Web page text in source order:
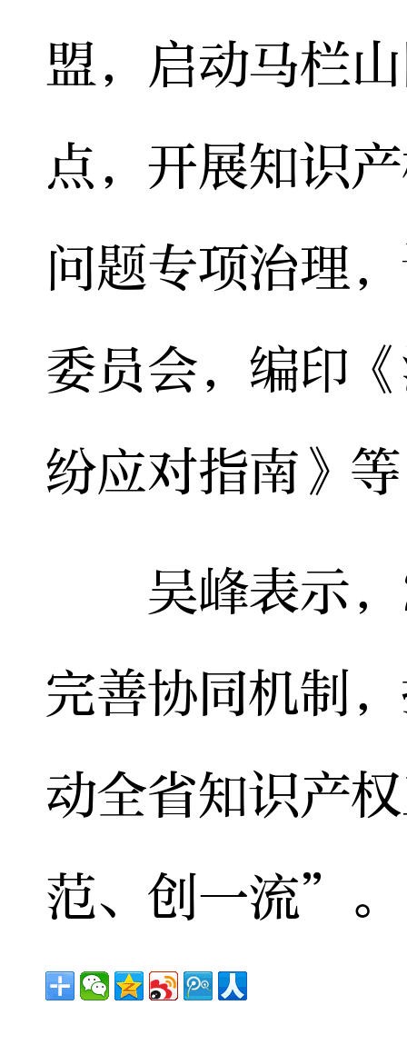
盟，启动马栏
点，开展知识
问题专项治理
委员会，编印
纷应对指南》
吴峰表示，
完善协同机制
动全省知识产
范、创一流”